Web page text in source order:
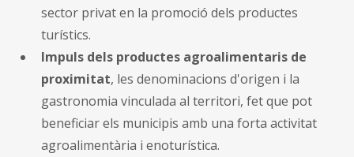
sector privat en la promoció dels productes
turístics.
Impuls dels productes agroalimentaris de
proximitat, les denominacions d'origen i la
gastronomia vinculada al territori, fet que pot
beneficiar els municipis amb una forta activitat
agroalimentària i enoturística.